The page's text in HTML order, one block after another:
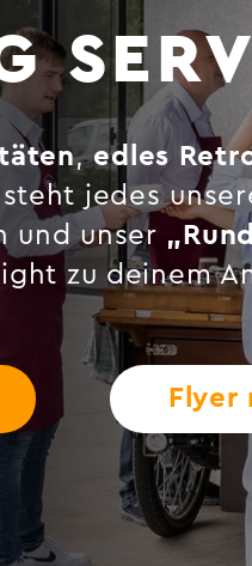
,edles
jedes
und unser
zu deinem
Flyer